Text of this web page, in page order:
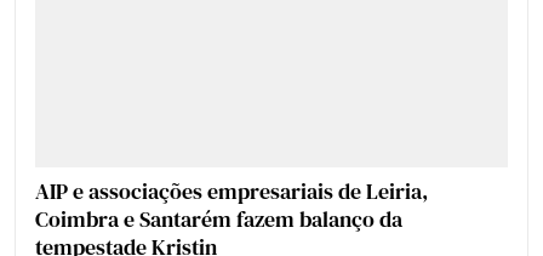
AIP e associações empresariais de Leiria,
Coimbra e Santarém fazem balanço da
tempestade Kristin